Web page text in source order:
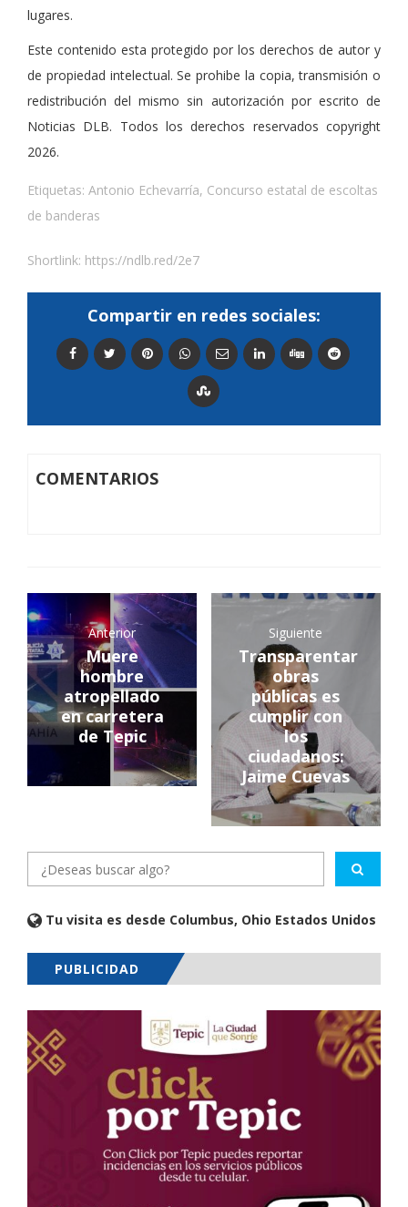
lugares.
Este contenido esta protegido por los derechos de autor y
de propiedad intelectual. Se prohibe la copia, transmisión o
redistribución del mismo sin autorización por escrito de
Noticias DLB. Todos los derechos reservados copyright
2026.
Etiquetas: Antonio Echevarría, Concurso estatal de escoltas
de banderas
Shortlink: https://ndlb.red/2e7
Compartir en redes sociales:
COMENTARIOS
Anterior
Muere
hombre
atropellado
en carretera
de Tepic
Siguiente
Transparentar
obras
públicas es
cumplir con
los
ciudadanos:
Jaime Cuevas
Tu visita es desde Columbus, Ohio Estados Unidos
PUBLICIDAD